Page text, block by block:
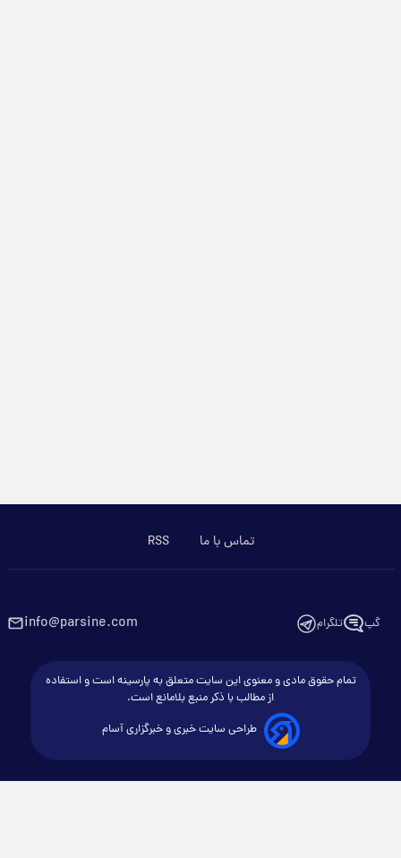
تماس با ما RSS
گپ تلگرام info@parsine.com
تمام حقوق مادی و معنوی این سایت متعلق به پارسینه است و استفاده
از مطالب با ذکر منبع بلامانع است.
طراحی سایت خبری و خبرگزاری آسام